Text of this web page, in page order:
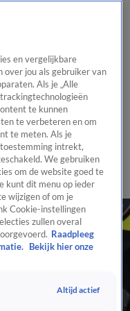
beste van Hart
Tip de
de redactiePanelVideo's
en vergelijkbare
over jou als gebruiker van
Als je „Alle
te kunnen
te verbeteren en om
te meten. Als je
toestemming intrekt,
We gebruiken
om de website goed te
kunt dit menu op ieder
wijzigen of om je
Cookie-instellingen
zullen overal
Raadpleeg
Bekijk hier onze
Altijd actief